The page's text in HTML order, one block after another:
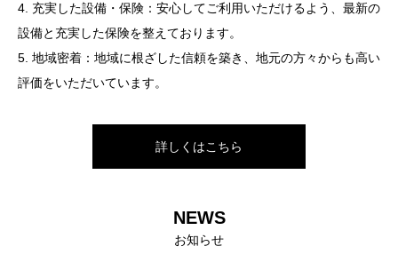
4. 充実した設備・保険：安心してご利用いただけるよう、最新の
設備と充実した保険を整えております。
5. 地域密着：地域に根ざした信頼を築き、地元の方々からも高い
評価をいただいています。
詳しくはこちら
NEWS
お知らせ